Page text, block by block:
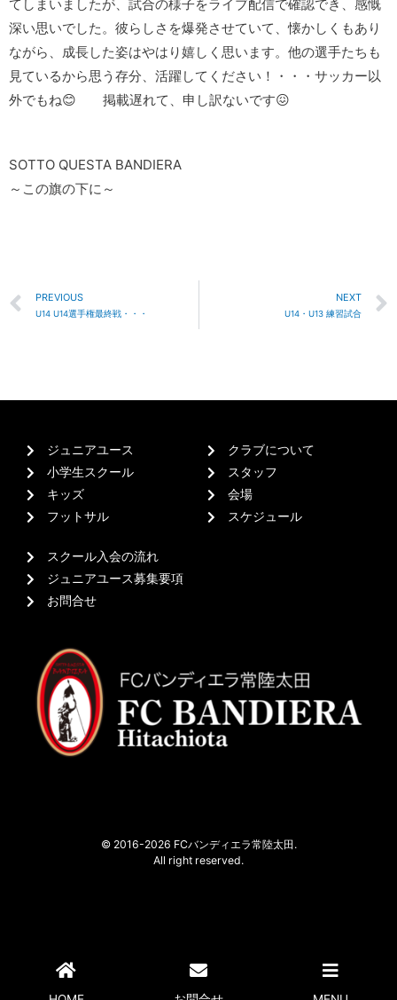
てしまいましたが、試合の様子をライブ配信で確認でき、感慨
深い思いでした。彼らしさを爆発させていて、懐かしくもあり
ながら、成長した姿はやはり嬉しく思います。他の選手たちも
見ているから思う存分、活躍してください！・・・サッカー以
外でもね😊 掲載遅れて、申し訳ないです😖
SOTTO QUESTA BANDIERA
～この旗の下に～
PREVIOUS
U14 U14選手権最終戦・・・
NEXT
U14・U13 練習試合
ジュニアユース
小学生スクール
キッズ
フットサル
クラブについて
スタッフ
会場
スケジュール
スクール入会の流れ
ジュニアユース募集要項
お問合せ
© 2016-2026 FCバンディエラ常陸太田.
All right reserved.